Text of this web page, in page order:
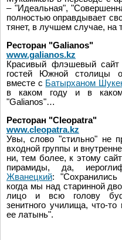
– "Идеальная",
полностью оправдывает
тянет, в лучшем случае, на
Ресторан "Galianos"
www.galianos.kz
Красивый флэшевый сайт
гостей Южной столицы
вместе с Батырханом
в каком году и в
"Galianos"…
Ресторан "Cleopatra"
www.cleopatra.kz
Увы, слово "стильно" не
входной группы и
ни, тем более, к этому
пирамиды, да,
Жванецкий:
когда мы над старинной
лицо и всю голову
зенитного училища, что-
ее латынь".